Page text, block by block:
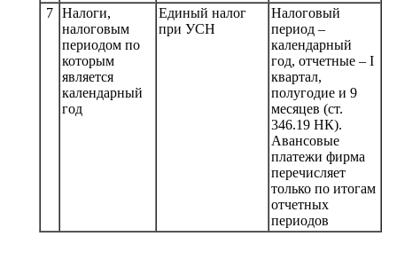
7 Налоги,
налоговым
периодом по
которым
является
календарный
год
Единый налог
при УСН
Налоговый
период –
календарный
год, отчетные – I
квартал,
полугодие и 9
месяцев (ст.
346.19 НК).
Авансовые
платежи фирма
перечисляет
только по итогам
отчетных
периодов